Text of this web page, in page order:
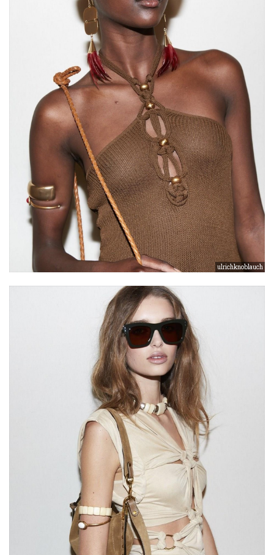
ulrichknoblauch